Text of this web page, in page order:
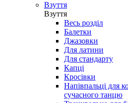
Взуття
Взуття
Весь розділ
Балетки
Джазовки
Для латини
Для стандарту
Капці
Кросівки
Напівпальці для
сучасного танцю